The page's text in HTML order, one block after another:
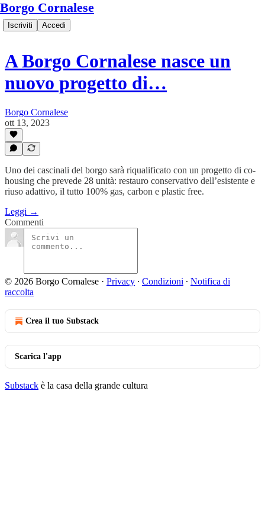
Borgo Cornalese
Iscriviti Accedi
A Borgo Cornalese nasce un
nuovo progetto di…
Borgo Cornalese
ott 13, 2023
Uno dei cascinali del borgo sarà riqualificato con un progetto di co-
housing che prevede 28 unità: restauro conservativo dell’esistente e
riuso adattivo, il tutto 100% gas, carbon e plastic free.
Leggi →
Commenti
© 2026 Borgo Cornalese · Privacy ∙ Condizioni ∙ Notifica di
raccolta
Crea il tuo Substack
Scarica l'app
Substack è la casa della grande cultura